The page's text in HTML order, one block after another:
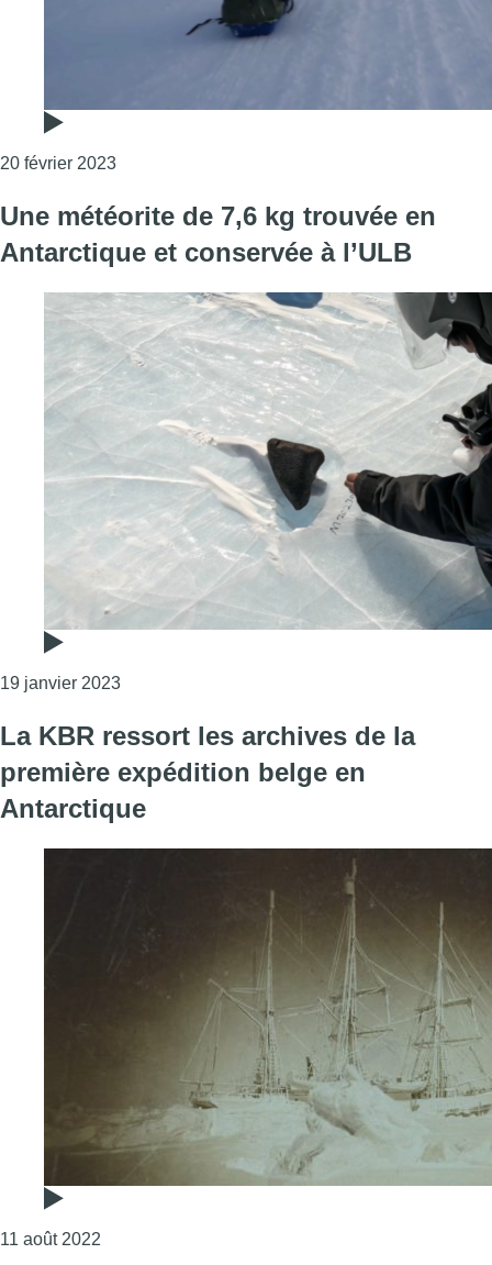
20 février 2023Consulter l'article "Deux Bruxellois en route
Une météorite de 7,6 kg trouvée en
Antarctique et conservée à l’ULB
19 janvier 2023Consulter l'article "Une météorite de 7,6 kg
La KBR ressort les archives de la
première expédition belge en
Antarctique
11 août 2022